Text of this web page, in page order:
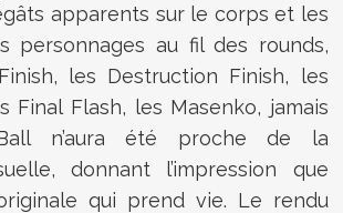
apparents sur le corps et les
personnages au fil des rounds,
les Destruction Finish, les
Final Flash, les Masenko, jamais
n’aura été proche de la
donnant l’impression que
qui prend vie. Le rendu